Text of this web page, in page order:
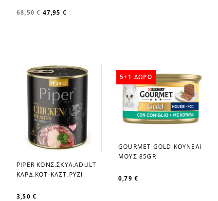
68,50 € 47,95 €
favorite_border
PIPER ΚΟΝΣ.ΣΚΥΛ.ADULT
ΚΑΡΔ.ΚΟΤ-ΚΑΣΤ.ΡΥΖΙ
3,50 €
favorite_border
GOURMET GOLD ΚΟΥΝΕΛΙ
ΜΟΥΣ 85GR
0,79 €
5+1 ΔΩΡΟ